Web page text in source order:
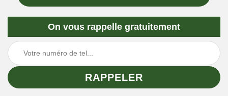
On vous rappelle gratuitement